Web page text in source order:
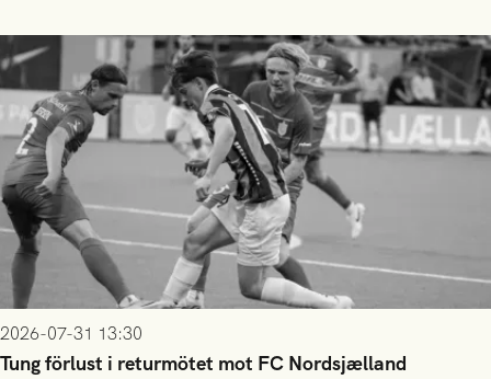
2026-07-31 13:30
Tung förlust i returmötet mot FC Nordsjælland